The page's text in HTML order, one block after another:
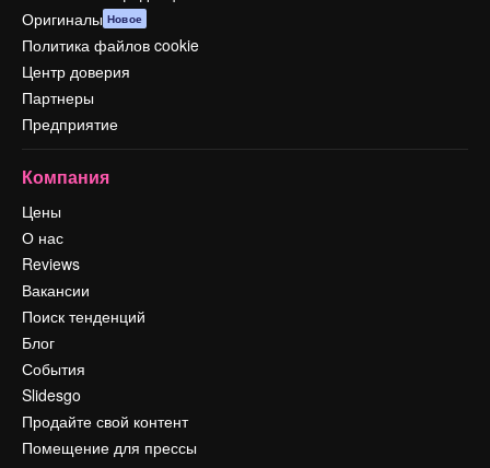
Оригиналы Новое
Политика файлов cookie
Центр доверия
Партнеры
Предприятие
Компания
Цены
О нас
Reviews
Вакансии
Поиск тенденций
Блог
События
Slidesgo
Продайте свой контент
Помещение для прессы